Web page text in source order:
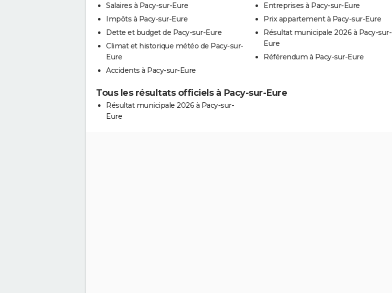
Salaires à Pacy-sur-Eure
Impôts à Pacy-sur-Eure
Dette et budget de Pacy-sur-Eure
Climat et historique météo de Pacy-sur-
Eure
Accidents à Pacy-sur-Eure
Entreprises à Pacy-sur-Eure
Prix appartement à Pacy-sur-Eure
Résultat municipale 2026 à Pacy-sur-
Eure
Référendum à Pacy-sur-Eure
Tous les résultats officiels à Pacy-sur-Eure
Résultat municipale 2026 à Pacy-sur-
Eure